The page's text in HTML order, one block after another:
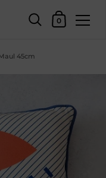
Einkaufswagen
0
45cm